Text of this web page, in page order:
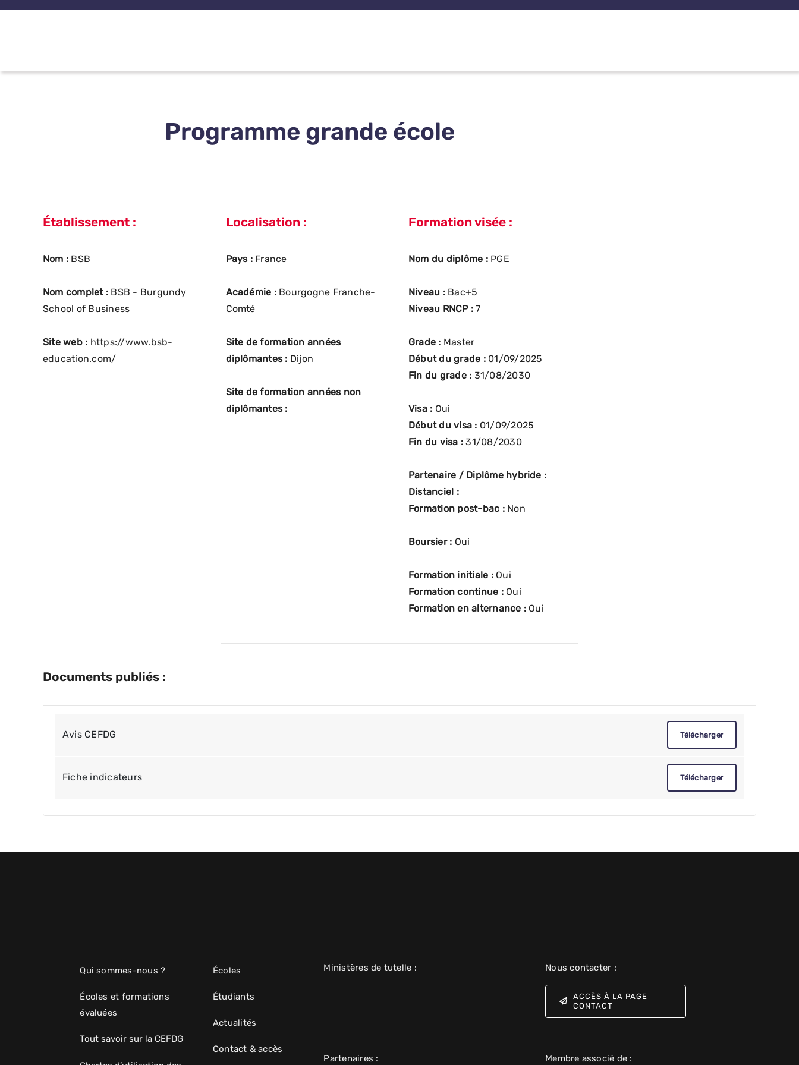
Passer
Programme grande école
Établissement :
Nom : BSB
Nom complet : BSB - Burgundy
School of Business
Site web : https://www.bsb-
education.com/
Localisation :
Pays : France
Académie : Bourgogne Franche-
Comté
Site de formation années
diplômantes : Dijon
Site de formation années non
diplômantes :
Formation visée :
Nom du diplôme : PGE
Niveau : Bac+5
Niveau RNCP :7
Grade : Master
Début du grade : 01/09/2025
Fin du grade : 31/08/2030
Visa : Oui
Début du visa : 01/09/2025
Fin du visa :31/08/2030
Partenaire / Diplôme hybride :
Distanciel :
Formation post-bac : Non
Boursier : Oui
Formation initiale : Oui
Formation continue : Oui
Formation en alternance : Oui
Documents publiés :
Avis CEFDG Télécharger
Fiche indicateurs Télécharger
Qui sommes-nous ?
Écoles et formations
évaluées
Tout savoir sur la CEFDG
Écoles
Étudiants
Actualités
Contact & accès
Ministères de tutelle :
Partenaires :
Nous contacter :
ACCÈS À LA PAGE
CONTACT
Membre associé de :